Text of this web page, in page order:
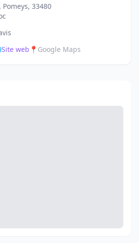
33480
Site web 📍 Google Maps